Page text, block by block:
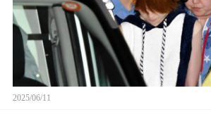
2025/06/11